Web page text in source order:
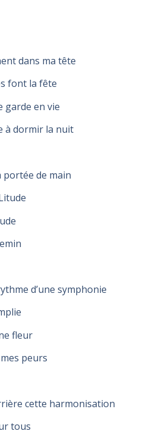
dans ma tête
font la fête
garde en vie
à dormir la nuit
de main
d’une symphonie
fleur
peurs
cette harmonisation
tous